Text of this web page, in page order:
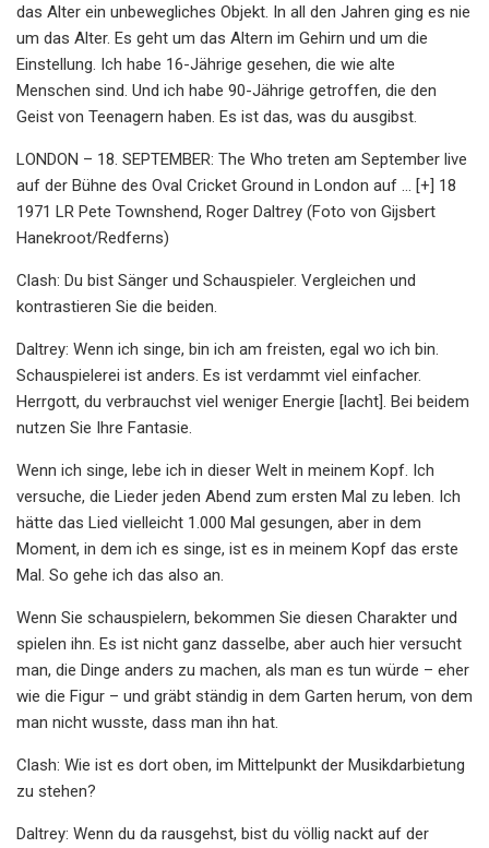
das Alter ein unbewegliches Objekt. In all den Jahren ging es nie
um das Alter. Es geht um das Altern im Gehirn und um die
Einstellung. Ich habe 16-Jährige gesehen, die wie alte
Menschen sind. Und ich habe 90-Jährige getroffen, die den
Geist von Teenagern haben. Es ist das, was du ausgibst.
LONDON – 18. SEPTEMBER: The Who treten am September live
auf der Bühne des Oval Cricket Ground in London auf ... [+] 18
1971 LR Pete Townshend, Roger Daltrey (Foto von Gijsbert
Hanekroot/Redferns)
Clash: Du bist Sänger und Schauspieler. Vergleichen und
kontrastieren Sie die beiden.
Daltrey: Wenn ich singe, bin ich am freisten, egal wo ich bin.
Schauspielerei ist anders. Es ist verdammt viel einfacher.
Herrgott, du verbrauchst viel weniger Energie [lacht]. Bei beidem
nutzen Sie Ihre Fantasie.
Wenn ich singe, lebe ich in dieser Welt in meinem Kopf. Ich
versuche, die Lieder jeden Abend zum ersten Mal zu leben. Ich
hätte das Lied vielleicht 1.000 Mal gesungen, aber in dem
Moment, in dem ich es singe, ist es in meinem Kopf das erste
Mal. So gehe ich das also an.
Wenn Sie schauspielern, bekommen Sie diesen Charakter und
spielen ihn. Es ist nicht ganz dasselbe, aber auch hier versucht
man, die Dinge anders zu machen, als man es tun würde – eher
wie die Figur – und gräbt ständig in dem Garten herum, von dem
man nicht wusste, dass man ihn hat.
Clash: Wie ist es dort oben, im Mittelpunkt der Musikdarbietung
zu stehen?
Daltrey: Wenn du da rausgehst, bist du völlig nackt auf der